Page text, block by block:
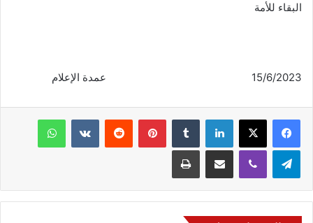
البقاء للأمة
15/6/2023 عمدة الإعلام
فيسبوك لينكدإن بينتيريست